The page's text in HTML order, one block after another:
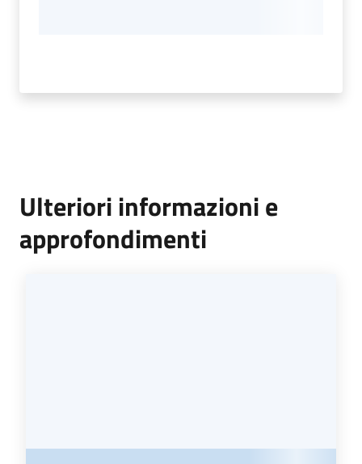
Ulteriori informazioni e
approfondimenti